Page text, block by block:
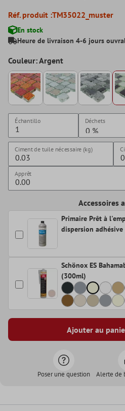
Réf. produit :TM35022_muster
En stock
Heure de livraison 4-6 jours
Couleur: Argent
Échantillo Déchets
Ciment de tuile nécessaire (kg)
Apprêt
Accessoires
Primaire Prêt à
dispersion
Schönox ES
(300ml)
Ajouter au
Poser une question Alerte de